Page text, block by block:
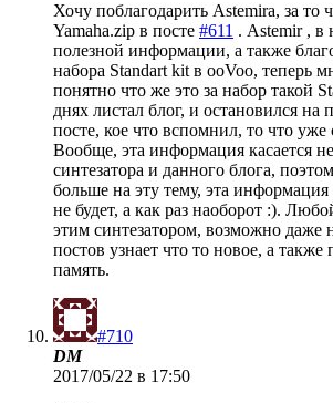
Хочу поблагодарить Astemirа, за
Yamaha.zip в посте #611 . Astemir , в
полезной информации, а также
набора Standart kit в ooVoo, теперь
понятно что же это за набор такой
днях листал блог, и остановился на
посте, кое что вспомнил, то что
Вообще, эта информация касается
синтезатора и данного блога,
больше на эту тему, эта
не будет, а как раз наоборот :).
этим синтезатором, возможно даже
постов узнает что то новое, а
память.
#710
DM
2017/05/22 в 17:50